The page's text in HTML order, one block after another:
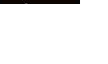
Ajouter au